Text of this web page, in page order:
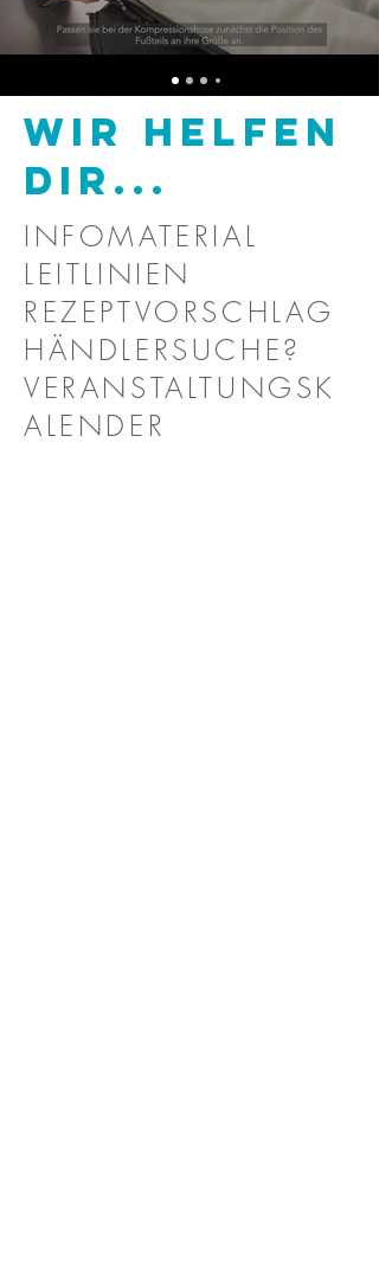
WIR HELFEN
DIR...
INFOMATERIAL
LEITLINIEN
REZEPTVORSCHLAG
HÄNDLERSUCHE?
VERANSTALTUNGSK
ALENDER